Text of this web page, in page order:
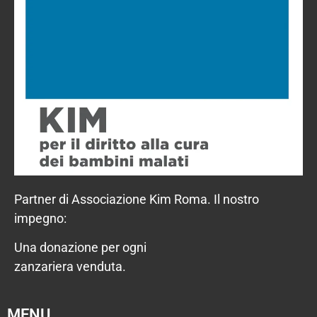
Partner di Associazione Kim Roma. Il nostro
impegno:
Una donazione per ogni
zanzariera venduta.